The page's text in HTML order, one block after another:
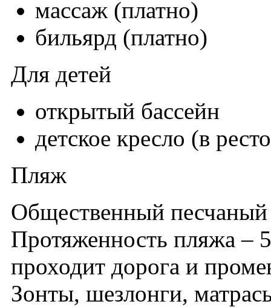
массаж (платно)
бильярд (платно)
Для детей
открытый бассейн
детское кресло (в
Пляж
Общественный
Протяженность пляжа –
проходит дорога и
Зонты, шезлонги,